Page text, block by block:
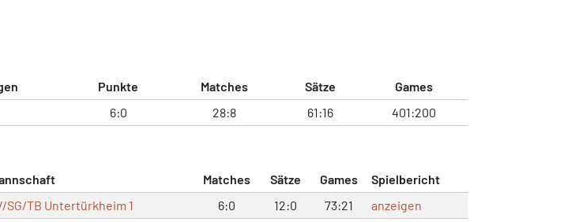
Punkte Matches Sätze
Games
6:0 28:8 61:16 401:200
Matches Sätze Games
Spielbericht
SG/TB Untertürkheim 1 6:0 12:0 73:21
anzeigen